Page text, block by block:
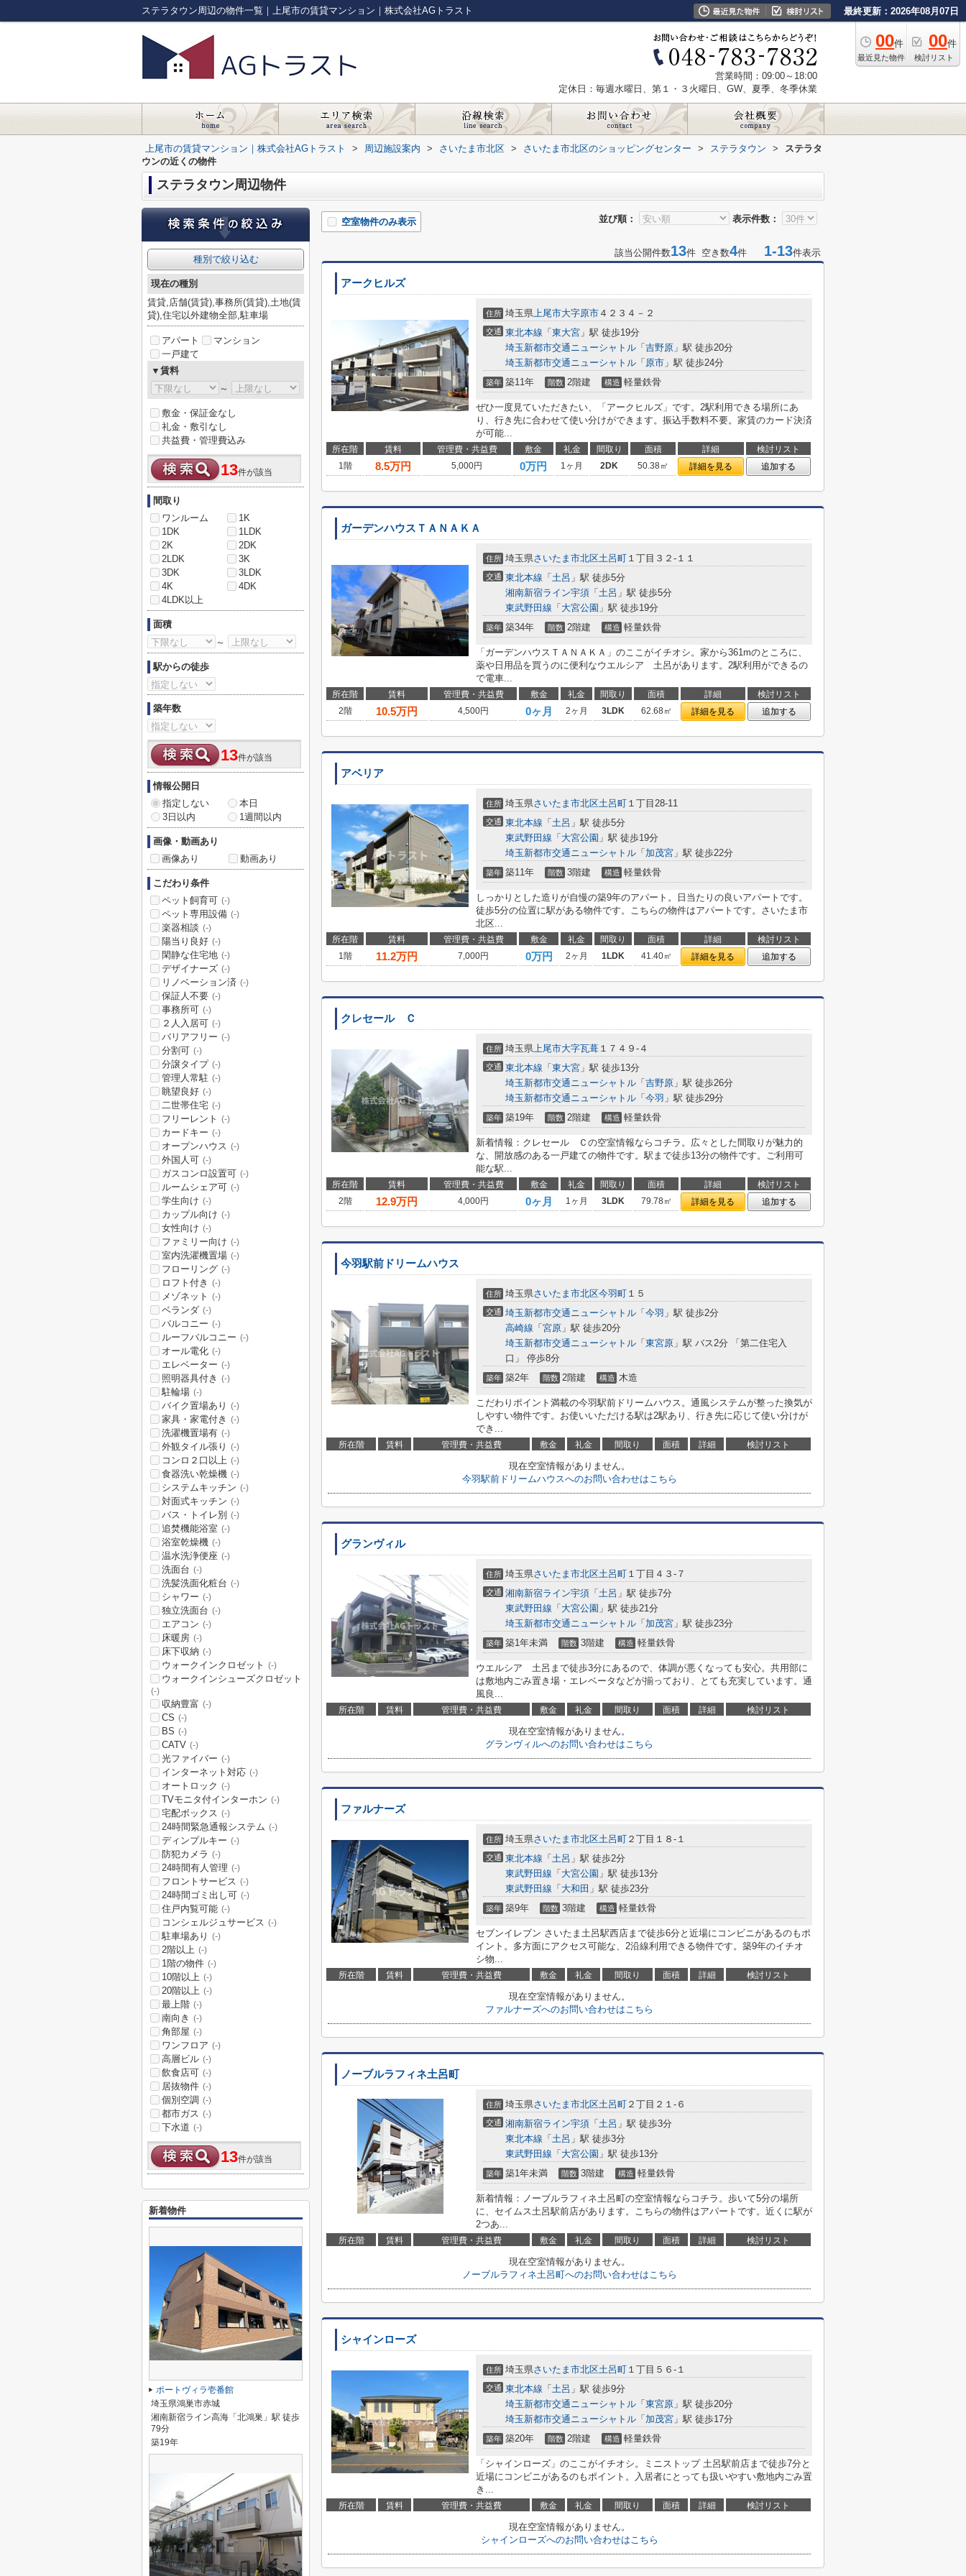
ステラタウン周辺の物件一覧｜上尾市の賃貸マンション｜株式会社AGトラスト 最終更新：2026年08月07日
00件
最近見た物件
00件
検討リスト
営業時間：09:00～18:00
定休日：毎週水曜日、第１・３火曜日、GW、夏季、冬季休業
上尾市の賃貸マンション｜株式会社AGトラスト > 周辺施設案内 > さいたま市北区 > さいたま市北区のショッピングセンター > ステラタウン >
ステラタ
ウンの近くの物件
ステラタウン周辺物件
並び順： 表示件数：
空室物件のみ表示
該当公開件数13件 空き数4件 1-13件表示
アークヒルズ
住所 埼玉県上尾市大字原市 ４２３４－２
交通 東北本線 「 東大宮 」駅 徒歩19分
埼玉新都市交通ニューシャトル 「 吉野原 」駅 徒歩20分
埼玉新都市交通ニューシャトル 「 原市 」駅 徒歩24分
築年 築11年 階数 2階建 構造 軽量鉄骨
ぜひ一度見ていただきたい、「アークヒルズ」です。2駅利用できる場所にあ
り、行き先に合わせて使い分けができます。振込手数料不要。家賃のカード決済
が可能...
所在階 賃料 管理費・共益費 敷金 礼金 間取り 面積 詳細
検討リスト
1階
8.5万円 5,000円 0万円 1ヶ月 2DK 50.38㎡ 詳細を見る 追加する
ガーデンハウスＴＡＮＡＫＡ
住所 埼玉県さいたま市北区土呂町 １丁目３２-１１
交通 東北本線 「 土呂 」駅 徒歩5分
湘南新宿ライン宇須 「 土呂 」駅 徒歩5分
東武野田線 「 大宮公園 」駅 徒歩19分
築年 築34年 階数 2階建 構造 軽量鉄骨
「ガーデンハウスＴＡＮＡＫＡ」のここがイチオシ。家から361mのところに、
薬や日用品を買うのに便利なウエルシア 土呂があります。2駅利用ができるの
で電車...
所在階 賃料 管理費・共益費 敷金 礼金 間取り 面積 詳細
検討リスト
2階
10.5万円 4,500円 0ヶ月 2ヶ月 3LDK 62.68㎡ 詳細を見る 追加する
アベリア
住所 埼玉県さいたま市北区土呂町 １丁目28-11
交通 東北本線 「 土呂 」駅 徒歩5分
東武野田線 「 大宮公園 」駅 徒歩19分
埼玉新都市交通ニューシャトル 「 加茂宮 」駅 徒歩22分
築年 築11年 階数 3階建 構造 軽量鉄骨
しっかりとした造りが自慢の築9年のアパート。日当たりの良いアパートです。
徒歩5分の位置に駅がある物件です。こちらの物件はアパートです。さいたま市
北区...
所在階 賃料 管理費・共益費 敷金 礼金 間取り 面積 詳細
検討リスト
1階
11.2万円 7,000円 0万円 2ヶ月 1LDK 41.40㎡ 詳細を見る 追加する
クレセール Ｃ
住所 埼玉県上尾市大字瓦葺 １７４９-４
交通 東北本線 「 東大宮 」駅 徒歩13分
埼玉新都市交通ニューシャトル 「 吉野原 」駅 徒歩26分
埼玉新都市交通ニューシャトル 「 今羽 」駅 徒歩29分
築年 築19年 階数 2階建 構造 軽量鉄骨
新着情報：クレセール Ｃの空室情報ならコチラ。広々とした間取りが魅力的
な、開放感のある一戸建ての物件です。駅まで徒歩13分の物件です。ご利用可
能な駅...
所在階 賃料 管理費・共益費 敷金 礼金 間取り 面積 詳細
検討リスト
2階
12.9万円 4,000円 0ヶ月 1ヶ月 3LDK 79.78㎡ 詳細を見る 追加する
今羽駅前ドリームハウス
住所 埼玉県さいたま市北区今羽町 １５
交通 埼玉新都市交通ニューシャトル 「 今羽 」駅 徒歩2分
高崎線 「 宮原 」駅 徒歩20分
埼玉新都市交通ニューシャトル 「 東宮原 」駅 バス2分 「第二住宅入
口」 停歩8分
築年 築2年 階数 2階建 構造 木造
こだわりポイント満載の今羽駅前ドリームハウス。通風システムが整った換気が
しやすい物件です。お使いいただける駅は2駅あり、行き先に応じて使い分けが
でき...
所在階 賃料 管理費・共益費 敷金 礼金 間取り 面積 詳細 検討リスト
現在空室情報がありません。
今羽駅前ドリームハウスへのお問い合わせはこちら
グランヴィル
住所 埼玉県さいたま市北区土呂町 １丁目４３-７
交通 湘南新宿ライン宇須 「 土呂 」駅 徒歩7分
東武野田線 「 大宮公園 」駅 徒歩21分
埼玉新都市交通ニューシャトル 「 加茂宮 」駅 徒歩23分
築年 築1年未満 階数 3階建 構造 軽量鉄骨
ウエルシア 土呂まで徒歩3分にあるので、体調が悪くなっても安心。共用部に
は敷地内ごみ置き場・エレベータなどが揃っており、とても充実しています。通
風良...
所在階 賃料 管理費・共益費 敷金 礼金 間取り 面積 詳細 検討リスト
現在空室情報がありません。
グランヴィルへのお問い合わせはこちら
ファルナーズ
住所 埼玉県さいたま市北区土呂町 ２丁目１８-１
交通 東北本線 「 土呂 」駅 徒歩2分
東武野田線 「 大宮公園 」駅 徒歩13分
東武野田線 「 大和田 」駅 徒歩23分
築年 築9年 階数 3階建 構造 軽量鉄骨
セブンイレブン さいたま土呂駅西店まで徒歩6分と近場にコンビニがあるのもポ
イント。多方面にアクセス可能な、2沿線利用できる物件です。築9年のイチオ
シ物...
所在階 賃料 管理費・共益費 敷金 礼金 間取り 面積 詳細 検討リスト
現在空室情報がありません。
ファルナーズへのお問い合わせはこちら
ノーブルラフィネ土呂町
住所 埼玉県さいたま市北区土呂町 ２丁目２１-６
交通 湘南新宿ライン宇須 「 土呂 」駅 徒歩3分
東北本線 「 土呂 」駅 徒歩3分
東武野田線 「 大宮公園 」駅 徒歩13分
築年 築1年未満 階数 3階建 構造 軽量鉄骨
新着情報：ノーブルラフィネ土呂町の空室情報ならコチラ。歩いて5分の場所
に、セイムス土呂駅前店があります。こちらの物件はアパートです。近くに駅が
2つあ...
所在階 賃料 管理費・共益費 敷金 礼金 間取り 面積 詳細 検討リスト
現在空室情報がありません。
ノーブルラフィネ土呂町へのお問い合わせはこちら
シャインローズ
住所 埼玉県さいたま市北区土呂町 １丁目５６-１
交通 東北本線 「 土呂 」駅 徒歩9分
埼玉新都市交通ニューシャトル 「 東宮原 」駅 徒歩20分
埼玉新都市交通ニューシャトル 「 加茂宮 」駅 徒歩17分
築年 築20年 階数 2階建 構造 軽量鉄骨
「シャインローズ」のここがイチオシ。ミニストップ 土呂駅前店まで徒歩7分と
近場にコンビニがあるのもポイント。入居者にとっても扱いやすい敷地内ごみ置
き...
所在階 賃料 管理費・共益費 敷金 礼金 間取り 面積 詳細 検討リスト
現在空室情報がありません。
シャインローズへのお問い合わせはこちら
種別で絞り込む
現在の種別
賃貸,店舗(賃貸),事務所(賃貸),土地(賃
貸),住宅以外建物全部,駐車場
アパート
マンション
一戸建て
▼賃料
～
敷金・保証金なし
礼金・敷引なし
共益費・管理費込み
13件が該当
間取り
ワンルーム
1K
1DK
1LDK
2K
2DK
2LDK
3K
3DK
3LDK
4K
4DK
4LDK以上
面積
～
駅からの徒歩
築年数
13件が該当
情報公開日
指定しない
本日
3日以内
1週間以内
画像・動画あり
画像あり
動画あり
こだわり条件
ペット飼育可 (-)
ペット専用設備 (-)
楽器相談 (-)
陽当り良好 (-)
閑静な住宅地 (-)
デザイナーズ (-)
リノベーション済 (-)
保証人不要 (-)
事務所可 (-)
２人入居可 (-)
バリアフリー (-)
分割可 (-)
分譲タイプ (-)
管理人常駐 (-)
眺望良好 (-)
二世帯住宅 (-)
フリーレント (-)
カードキー (-)
オープンハウス (-)
外国人可 (-)
ガスコンロ設置可 (-)
ルームシェア可 (-)
学生向け (-)
カップル向け (-)
女性向け (-)
ファミリー向け (-)
室内洗濯機置場 (-)
フローリング (-)
ロフト付き (-)
メゾネット (-)
ベランダ (-)
バルコニー (-)
ルーフバルコニー (-)
オール電化 (-)
エレベーター (-)
照明器具付き (-)
駐輪場 (-)
バイク置場あり (-)
家具・家電付き (-)
洗濯機置場有 (-)
外観タイル張り (-)
コンロ２口以上 (-)
食器洗い乾燥機 (-)
システムキッチン (-)
対面式キッチン (-)
バス・トイレ別 (-)
追焚機能浴室 (-)
浴室乾燥機 (-)
温水洗浄便座 (-)
洗面台 (-)
洗髪洗面化粧台 (-)
シャワー (-)
独立洗面台 (-)
エアコン (-)
床暖房 (-)
床下収納 (-)
ウォークインクロゼット (-)
ウォークインシューズクロゼット
(-)
収納豊富 (-)
CS (-)
BS (-)
CATV (-)
光ファイバー (-)
インターネット対応 (-)
オートロック (-)
TVモニタ付インターホン (-)
宅配ボックス (-)
24時間緊急通報システム (-)
ディンプルキー (-)
防犯カメラ (-)
24時間有人管理 (-)
フロントサービス (-)
24時間ゴミ出し可 (-)
住戸内覧可能 (-)
コンシェルジュサービス (-)
駐車場あり (-)
2階以上 (-)
1階の物件 (-)
10階以上 (-)
20階以上 (-)
最上階 (-)
南向き (-)
角部屋 (-)
ワンフロア (-)
高層ビル (-)
飲食店可 (-)
居抜物件 (-)
個別空調 (-)
都市ガス (-)
下水道 (-)
13件が該当
新着物件
ポートヴィラ壱番館
埼玉県鴻巣市赤城
湘南新宿ライン高海「北鴻巣」駅 徒歩
79分
築19年